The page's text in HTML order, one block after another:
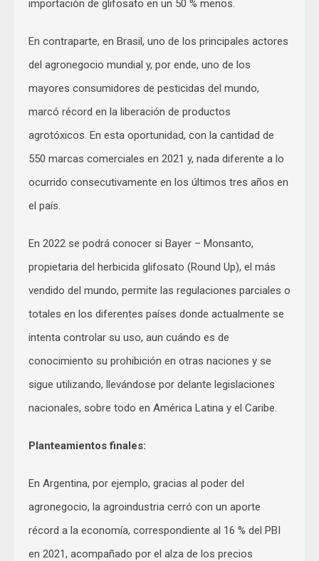
importación de glifosato en un 50 % menos.
En contraparte, en Brasil, uno de los principales actores
del agronegocio mundial y, por ende, uno de los
mayores consumidores de pesticidas del mundo,
marcó récord en la liberación de productos
agrotóxicos. En esta oportunidad, con la cantidad de
550 marcas comerciales en 2021 y, nada diferente a lo
ocurrido consecutivamente en los últimos tres años en
el país.
En 2022 se podrá conocer si Bayer – Monsanto,
propietaria del herbicida glifosato (Round Up), el más
vendido del mundo, permite las regulaciones parciales o
totales en los diferentes países donde actualmente se
intenta controlar su uso, aun cuándo es de
conocimiento su prohibición en otras naciones y se
sigue utilizando, llevándose por delante legislaciones
nacionales, sobre todo en América Latina y el Caribe.
Planteamientos finales:
En Argentina, por ejemplo, gracias al poder del
agronegocio, la agroindustria cerró con un aporte
récord a la economía, correspondiente al 16 % del PBI
en 2021, acompañado por el alza de los precios